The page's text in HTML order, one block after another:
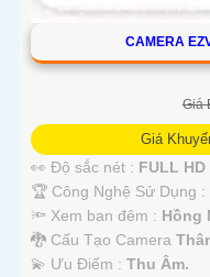
CAMERA
Giá
Giá
👀 Độ sắc nét : FULL HD
🏆 Công Nghệ Sử Dụng :
🔦 Xem ban đêm : Hồng
🐉️ Cấu Tạo Camera
️💫 Ưu Điểm : Thu Âm.